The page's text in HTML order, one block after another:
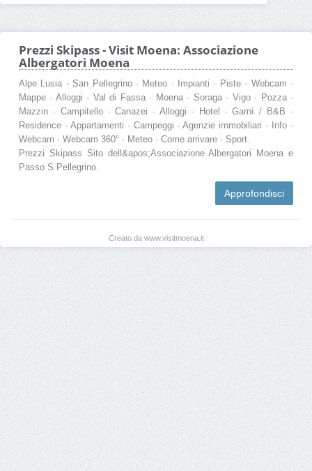
Prezzi Skipass - Visit Moena: Associazione
Albergatori Moena
Alpe Lusia - San Pellegrino · Meteo · Impianti · Piste · Webcam ·
Mappe · Alloggi · Val di Fassa · Moena · Soraga · Vigo · Pozza ·
Mazzin · Campitello · Canazei · Alloggi · Hotel · Garnì / B&B ·
Residence · Appartamenti · Campeggi · Agenzie immobiliari · Info ·
Webcam · Webcam 360° · Meteo · Come arrivare · Sport.
Prezzi Skipass Sito dell&apos;Associazione Albergatori Moena e
Passo S.Pellegrino.
Approfondisci
Creato da www.visitmoena.it